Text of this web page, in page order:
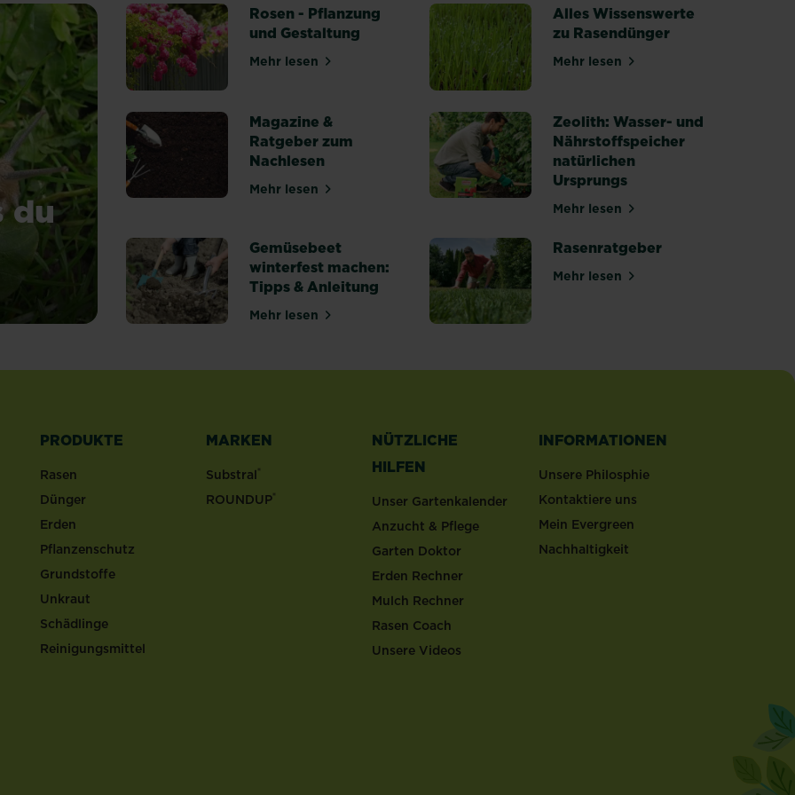
du
was du wissen solltest!
Rosen - Pflanzung
und Gestaltung
Mehr lesenüber Rosen - Pflanzung und Gestaltung
Alles Wissenswerte
zu Rasendünger
Mehr lesenüber Alles Wissenswerte zu
Magazine &
Ratgeber zum
Nachlesen
Mehr lesenüber Magazine & Ratgeber zum Nachlesen
Zeolith: Wasser- und
Nährstoffspeicher
natürlichen
Ursprungs
Mehr lesenüber Zeolith: Wasser- und
Gemüsebeet
winterfest machen:
Tipps & Anleitung
Mehr lesenüber Gemüsebeet winterfest machen: Tipps & Anleitung
Rasenratgeber
Mehr lesenüber Rasenratgeber
PRODUKTE
Rasen
Dünger
Erden
Pflanzenschutz
Grundstoffe
Unkraut
Schädlinge
Reinigungsmittel
MARKEN
Substral®
ROUNDUP®
NÜTZLICHE
HILFEN
Unser Gartenkalender
Anzucht & Pflege
Garten Doktor
Erden Rechner
Mulch Rechner
Rasen Coach
Unsere Videos
INFORMATIONEN
Unsere Philosphie
Kontaktiere uns
Mein Evergreen
Nachhaltigkeit